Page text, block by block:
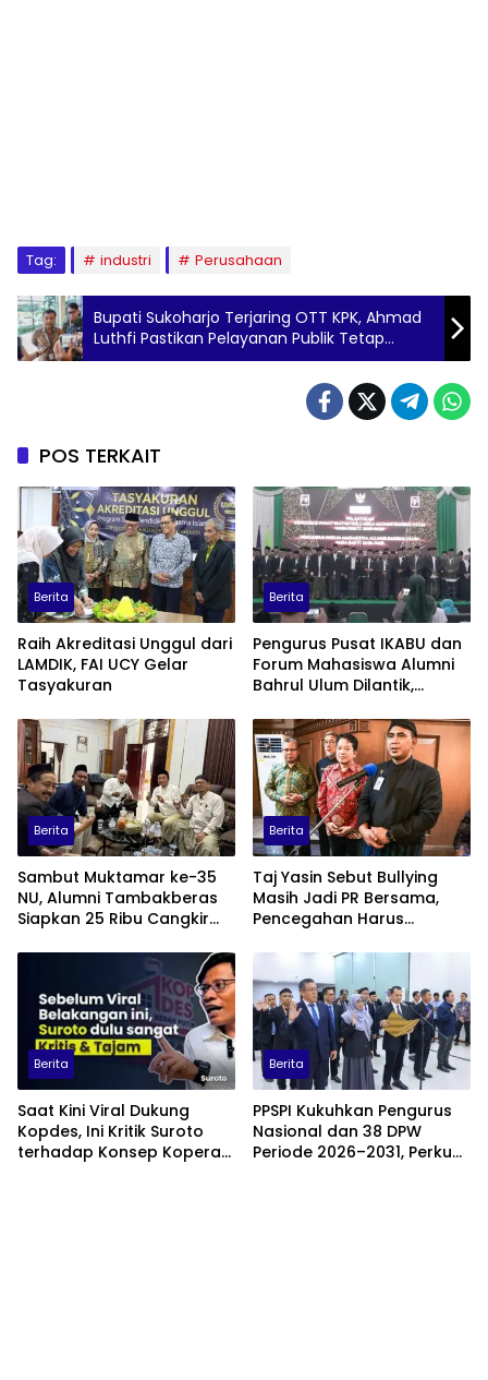
Tag: industri Perusahaan
Bupati Sukoharjo Terjaring OTT KPK, Ahmad
Luthfi Pastikan Pelayanan Publik Tetap
Berjalan
POS TERKAIT
Berita
Raih Akreditasi Unggul dari
LAMDIK, FAI UCY Gelar
Tasyakuran
Berita
Pengurus Pusat IKABU dan
Forum Mahasiswa Alumni
Bahrul Ulum Dilantik,
Penguatan Organisasi dan
Ekonomi
Berita
Sambut Muktamar ke-35
NU, Alumni Tambakberas
Siapkan 25 Ribu Cangkir
Berita
Taj Yasin Sebut Bullying
Masih Jadi PR Bersama,
Pencegahan Harus
Pesantren
Berita
Saat Kini Viral Dukung
Kopdes, Ini Kritik Suroto
terhadap Konsep Koperasi
Berita
PPSPI Kukuhkan Pengurus
Nasional dan 38 DPW
Periode 2026–2031, Perkuat